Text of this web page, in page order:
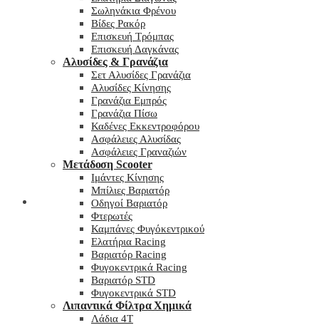
My wishlist
Σωληνάκια Φρένου
Βίδες Ρακόρ
Επισκευή Τρόμπας
Επισκευή Δαγκάνας
Αλυσίδες & Γρανάζια
Σετ Αλυσίδες Γρανάζια
Αλυσίδες Κίνησης
Γρανάζια Εμπρός
Γρανάζια Πίσω
Καδένες Εκκεντροφόρου
Ασφάλειες Αλυσίδας
Ασφάλειες Γραναζιών
Μετάδοση Scooter
Ιμάντες Κίνησης
Μπίλιες Βαριατόρ
Οδηγοί Βαριατόρ
Φτερωτές
Καμπάνες Φυγόκεντρικού
Ελατήρια Racing
Βαριατόρ Racing
Φυγοκεντρικά Racing
Βαριατόρ STD
Φυγοκεντρικά STD
Λιπαντικά Φίλτρα Χημικά
Λάδια 4T